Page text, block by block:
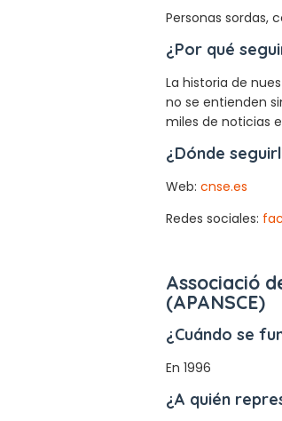
Personas sordas,
¿Por qué
La historia de
no se entienden
miles de noticias
¿Dónde
Web: cnse.es
Redes sociales:
Associació
(APANSCE)
¿Cuándo se
En 1996
¿A quién